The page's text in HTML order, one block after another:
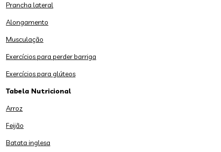
Prancha lateral
Alongamento
Musculação
Exercícios para perder barriga
Exercícios para glúteos
Tabela Nutricional
Arroz
Feijão
Batata inglesa